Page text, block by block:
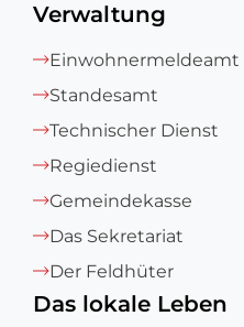
Verwaltung
Einwohnermeldeamt
Standesamt
Technischer Dienst
Regiedienst
Gemeindekasse
Das Sekretariat
Der Feldhüter
Das lokale Leben